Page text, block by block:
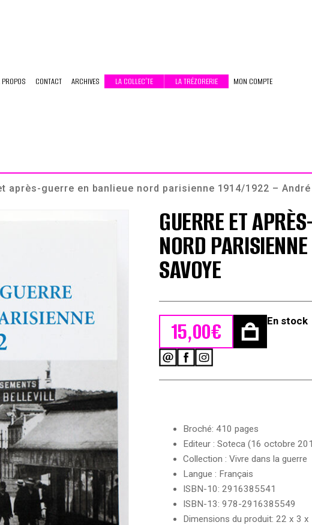
CONTACT ARCHIVES LA COLLEC’TE LA TRÉZORERIE MON COMPTE
après-guerre en banlieue nord parisienne 1914/1922 –
GUERRE ET
NORD
SAVOYE
15,00€ En stock
en
banlieue
nord
parisienne
1914/1922
-
André
Savoye
Broché: 410 pages
Editeur : Soteca (16 octobre
Collection : Vivre dans la guerre
Langue : Français
ISBN-10: 2916385541
ISBN-13: 978-2916385549
Dimensions du produit: 22 x 3 x